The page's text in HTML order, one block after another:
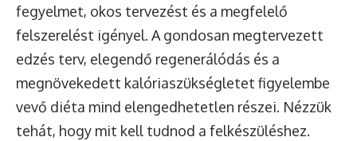
fegyelmet, okos tervezést és a megfelelő
felszerelést igényel. A gondosan megtervezett
edzés terv, elegendő regenerálódás és a
megnövekedett kalóriaszükségletet figyelembe
vevő diéta mind elengedhetetlen részei. Nézzük
tehát, hogy mit kell tudnod a felkészüléshez.